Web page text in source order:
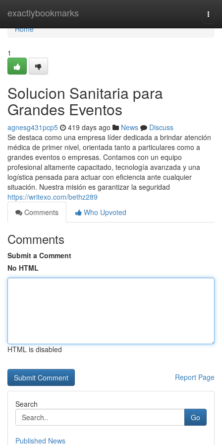
exactlybookmarks
Home
Home
1
Solucion Sanitaria para
Grandes Eventos
agnesg431pcp5 419 days ago News
Discuss
Se destaca como una empresa líder dedicada a brindar atención
médica de primer nivel, orientada tanto a particulares como a
grandes eventos o empresas. Contamos con un equipo
profesional altamente capacitado, tecnología avanzada y una
logística pensada para actuar con eficiencia ante cualquier
situación. Nuestra misión es garantizar la seguridad
https://writexo.com/bethz289
Comments
Who Upvoted
Comments
Submit a Comment
No HTML
HTML is disabled
Report Page
Search
Go
Published News